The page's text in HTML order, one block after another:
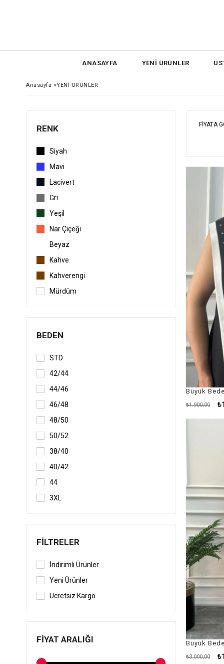
ANASAYFA YENİ ÜRÜNLER
Anasayfa >YENİ ÜRÜNLER
RENK
Siyah
Mavi
Lacivert
Gri
Yeşil
Nar Çiçeği
Beyaz
Kahve
Kahverengi
Mürdüm
Açık Mavi
Pembe
Turuncu
BEDEN
STD
42/44
44/46
46/48
48/50
50/52
38/40
40/42
44
3XL
XL
48-50-52
38
FILTRELER
İndirimli Ürünler
Yeni Ürünler
Ücretsiz Kargo
FIYAT ARALIĞI
FIYATA
₺1.900,00
Büyük
₺3.000,00